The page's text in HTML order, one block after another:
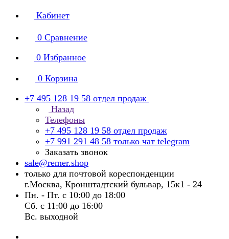
Кабинет
0 Сравнение
0 Избранное
0 Корзина
+7 495 128 19 58 отдел продаж
Назад
Телефоны
+7 495 128 19 58 отдел продаж
+7 991 291 48 58 только чат telegram
Заказать звонок
sale@remer.shop
только для почтовой кореспонденции
г.Москва, Кронштадтский бульвар, 15к1 - 24
Пн. - Пт. с 10:00 до 18:00
Сб. с 11:00 до 16:00
Вс. выходной